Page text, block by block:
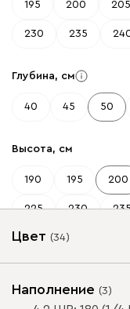
195 200 205
230 235
Глубина, см
40 45 50
Высота, см
190 195 200
225 230
Цвет (34)
Наполнение (3)